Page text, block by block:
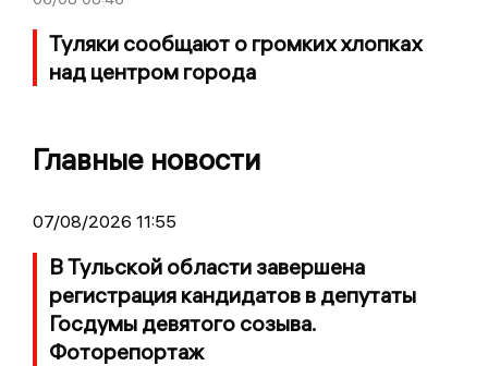
Туляки сообщают о громких хлопках
над центром города
Главные новости
07/08/2026 11:55
В Тульской области завершена
регистрация кандидатов в депутаты
Госдумы девятого созыва.
Фоторепортаж